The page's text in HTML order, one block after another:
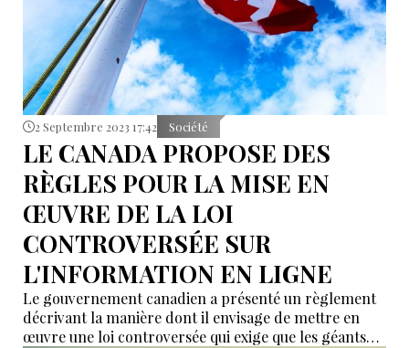
2 Septembre 2023 17:42 Société
LE CANADA PROPOSE DES
RÈGLES POUR LA MISE EN
ŒUVRE DE LA LOI
CONTROVERSÉE SUR
L'INFORMATION EN LIGNE
Le gouvernement canadien a présenté un règlement
décrivant la manière dont il envisage de mettre en
œuvre une loi controversée qui exige que les géants